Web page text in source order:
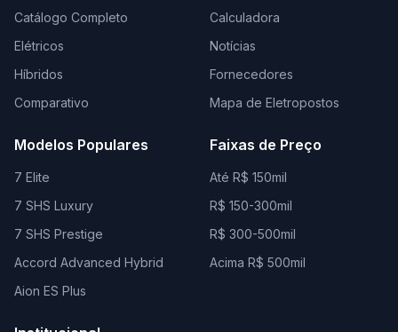
Catálogo Completo
Elétricos
Híbridos
Comparativo
Calculadora
Notícias
Fornecedores
Mapa de Eletropostos
Modelos Populares
7 Elite
7 SHS Luxury
7 SHS Prestige
Accord Advanced Hybrid
Aion ES Plus
Faixas de Preço
Até R$ 150mil
R$ 150-300mil
R$ 300-500mil
Acima R$ 500mil